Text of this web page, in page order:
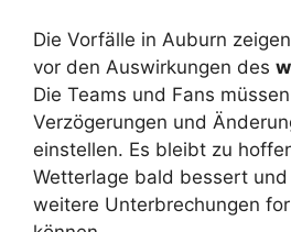
Die Vorfälle in Auburn
vor den Auswirkungen des
Die Teams und Fans
Verzögerungen und
einstellen. Es bleibt zu
Wetterlage bald bessert
weitere Unterbrechungen